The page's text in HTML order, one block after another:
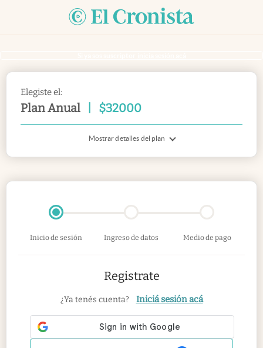
Elegiste el:
Plan Anual $32000
Mostrar detalles del plan
Inicio de sesión Ingreso de datos Medio de pago
Registrate
¿Ya tenés cuenta? Iniciá sesión acá